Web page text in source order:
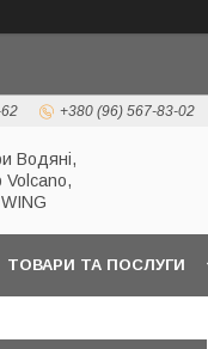
+380 (96) 567-83-02
Водяні,
Volcano,
ТОВАРИ ТА ПОСЛУГИ